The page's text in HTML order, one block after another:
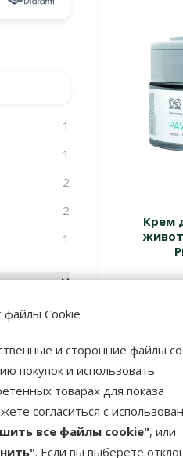
файлы Cookie
и сторонние файлы
покупок и использовать
товарах для показа
согласиться с
все файлы cookie", или
. Если вы выберете
1
1
2
2
1
45 €
0
Крем